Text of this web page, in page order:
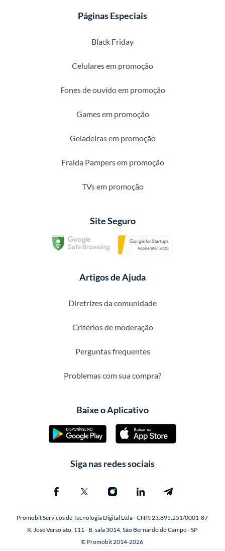
Páginas Especiais
Black Friday
Celulares em promoção
Fones de ouvido em promoção
Games em promoção
Geladeiras em promoção
Fralda Pampers em promoção
TVs em promoção
Site Seguro
Artigos de Ajuda
Diretrizes da comunidade
Critérios de moderação
Perguntas frequentes
Problemas com sua compra?
Baixe o Aplicativo
Siga nas redes sociais
Promobit Servicos de Tecnologia Digital Ltda - CNPJ 23.895.251/0001-87
R. José Versolato, 111 - B, sala 3014, São Bernardo do Campo - SP
© Promobit 2014-2026